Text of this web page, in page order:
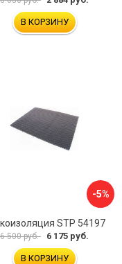
В КОРЗИНУ
-5%
STP 54197
6 500 руб. 6 175 руб.
В КОРЗИНУ